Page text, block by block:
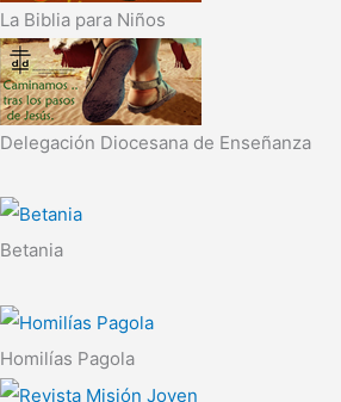
La Biblia para Niños
Delegación Diocesana de Enseñanza
Betania
Homilías Pagola